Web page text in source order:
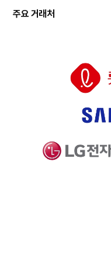
주요 거래처